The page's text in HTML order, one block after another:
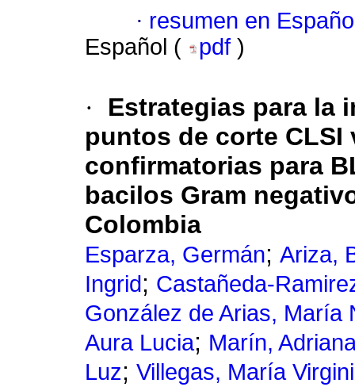
· resumen en
Español (
pdf )
·
Estrategias para la
puntos de corte
confirmatorias para
bacilos Gram
Colombia
Esparza, Germán; Ariza,
Ingrid ; Castañeda-
González de Arias, María
Aura Lucia; Marín,
Luz; Villegas, María